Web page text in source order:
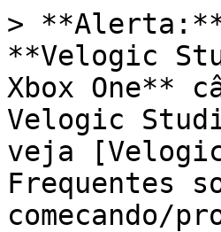
> **Alerta:**
**Velogic
Xbox One**
Velogic
veja
Frequentes
comecando/